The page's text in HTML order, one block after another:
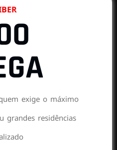
exige o máximo
grandes residências